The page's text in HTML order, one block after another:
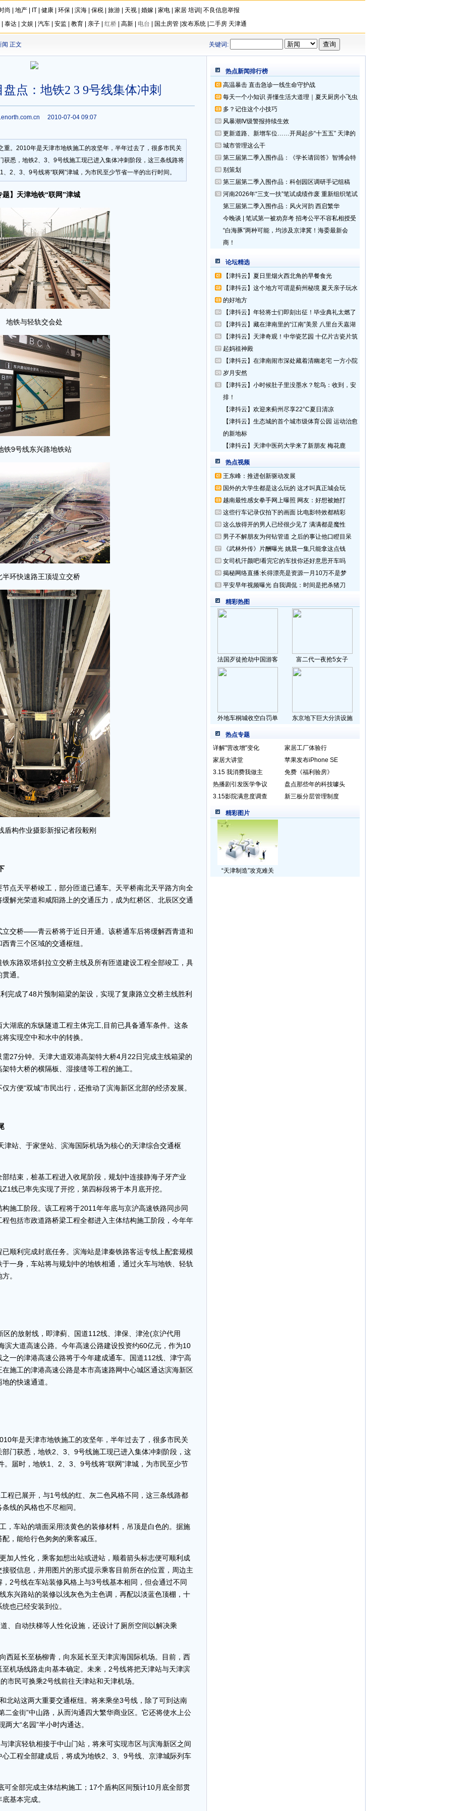
尚 地产 IT 健康 环保 滨海 保税 旅游 天视 婚嫁 家电 家居 培训
不良信息举报
泰达 文娱 汽车 安监 教育 亲子 红桥 高新 电台 国土房管 发布系统 二手房 天津通
闻 正文 关键词:
点：地铁2 3 9号线集体冲刺
2010-07-04 09:07
重。2010年是天津市地铁施工的攻坚年，半年过去了，很多市民关
获悉，地铁2、3、9号线施工现已进入集体冲刺阶段，这三条线路将
2、3、9号线将“联网”津城，为市民至少节省一半的出行时间。
题】天津地铁“联网”津城
地铁与轻轨交会处
铁9号线东兴路地铁站
半环快速路王顶堤立交桥
盾构作业摄影新报记者段毅刚
点天平桥竣工，部分匝道已通车。天平桥南北天平路方向全
解光荣道和咸阳路上的交通压力，成为红桥区、 北辰区交通
桥——青云桥将于近日开通。该桥通车后将缓解西青道和
青三个区域的交通枢纽。
双塔斜拉立交桥主线及所有匝道建设工程全部竣工，具
通。
成了48片预制箱梁的架设，实现了复康路立交桥主线胜利
底的东纵隧道工程主体完工,目前已具备通车条件。这条
实现空中和水中的转换。
分钟。天津大道双港高架特大桥4月22日完成主线箱梁的
特大桥的横隔板、湿接缝等工程的施工。
便“双城”市民出行，还推动了滨海新区北部的经济发展。
、于家堡站、滨海国际机场为核心的天津综合交通枢
束，桩基工程进入收尾阶段，规划中连接静海子牙产业
线已率先实现了开挖，第四标段将于本月底开挖。
工阶段。该工程将于2011年年底与京沪高速铁路同步同
包括市政道路桥梁工程全都进入主体结构施工阶段，今年年
利完成封底任务。滨海站是津秦铁路客运专线上配套规模
一身，车站将与规划中的地铁相通，通过火车与地铁、轻轨
。
放射线，即津蓟、国道112线、津保、津沧(京沪代用
滨大道高速公路。今年高速公路建设投资约60亿元，作为10
一的津港高速公路将于今年建成通车。国道112线、津宁高
施工的津港高速公路是本市高速路网中心城区通达滨海新区
的快速通道。
是天津市地铁施工的攻坚年，半年过去了，很多市民关
门获悉，地铁2、3、9号线施工现已进入集体冲刺阶段，这
届时，地铁1、2、3、9号线将“联网”津城，为市民至少节
已展开，与1号线的红、灰二色风格不同，这三条线路都
线的风格也不尽相同。
车站的墙面采用淡黄色的装修材料，吊顶是白色的。据施
，能给行色匆匆的乘客减压。
人性化，乘客如想出站或进站，顺着箭头标志便可顺利成
驳信息，并用图片的形式提示乘客目前所在的位置，周边主
2号线在车站装修风格上与3号线基本相同，但会通过不同
东兴路站的装修以浅灰色为主色调，再配以淡蓝色顶棚，十
也已经安装到位。
自动扶梯等人性化设施，还设计了厕所空间以解决乘
延长至杨柳青，向东延长至天津滨海国际机场。目前，西
机场线路走向基本确定。未来，2号线将把天津站与天津滨
市民可换乘2号线前往天津站和天津机场。
站这两大重要交通枢纽。将来乘坐3号线，除了可到达南
二金街”中山路，从而沟通四大繁华商业区。它还将使水上公
两大“名园”半小时内通达。
滨轻轨相接于中山门站，将来可实现市区与滨海新区之间
工程全部建成后，将成为地铁2、3、9号线、京津城际列车
部完成主体结构施工；17个盾构区间预计10月底全部贯
基本完成。
热点新闻排行榜
高温暴击 直击急诊一线生命守护战
每天一个小知识 弄懂生活大道理｜夏天厨房小飞虫
多？记住这个小技巧
风暴潮Ⅳ级警报持续生效
更新道路、新增车位……开局起步“十五五” 天津的
城市管理这么干
第三届第二季入围作品：《学长请回答》智博会特
别策划
第三届第二季入围作品：科创园区调研手记组稿
河南2026年“三支一扶”笔试成绩作废 重新组织笔试
第三届第二季入围作品：风火河韵 西启繁华
今晚谈 | 笔试第一被劝弃考 招考公平不容私相授受
“白海豚”两种可能，均涉及京津冀！海委最新会
商！
论坛精选
【津抖云】夏日里烟火西北角的早餐食光
【津抖云】这个地方可谓是蓟州秘境 夏天亲子玩水
的好地方
【津抖云】年轻将士们即刻出征！毕业典礼太燃了
【津抖云】藏在津南里的“江南”美景 八里台天嘉湖
【津抖云】天津奇观！中华瓷艺园 十亿片古瓷片筑
起妈祖神殿
【津抖云】在津南闹市深处藏着清幽老宅 一方小院
岁月安然
【津抖云】小时候肚子里没墨水？鸵鸟：收到，安
排！
【津抖云】欢迎来蓟州尽享22°C夏日清凉
【津抖云】生态城的首个城市级体育公园 运动治愈
的新地标
【津抖云】天津中医药大学来了新朋友 梅花鹿
热点视频
王东峰：推进创新驱动发展
国外的大学生都是这么玩的 这才叫真正城会玩
越南最性感女拳手网上曝照 网友：好想被她打
这些行车记录仪拍下的画面 比电影特效都精彩
这么放得开的男人已经很少见了 满满都是魔性
男子不解朋友为何钻管道 之后的事让他口瞪目呆
《武林外传》片酬曝光 姚晨一集只能拿这点钱
女司机汗颜吧!看完它的车技你还好意思开车吗
揭秘网络直播:长得漂亮是资源一月10万不是梦
平安早年视频曝光 自我调侃：时间是把杀猪刀
精彩热图
法国歹徒抢劫中国游客 富二代一夜抢5女子
外地车桐城收空白罚单 东京地下巨大分洪设施
热点专题
详解"营改增"变化
家居工厂体验行
家居大讲堂
苹果发布iPhone SE
3.15 我消费我做主
免费《福利验房》
热播剧引发医学争议
盘点那些年的科技噱头
3.15影院满意度调查
新三板分层管理制度
精彩图片
“天津制造”攻克难关